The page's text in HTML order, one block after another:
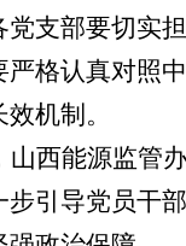
支部要切实
严格认真对照
机制。
山西能源监管
步引导党员干